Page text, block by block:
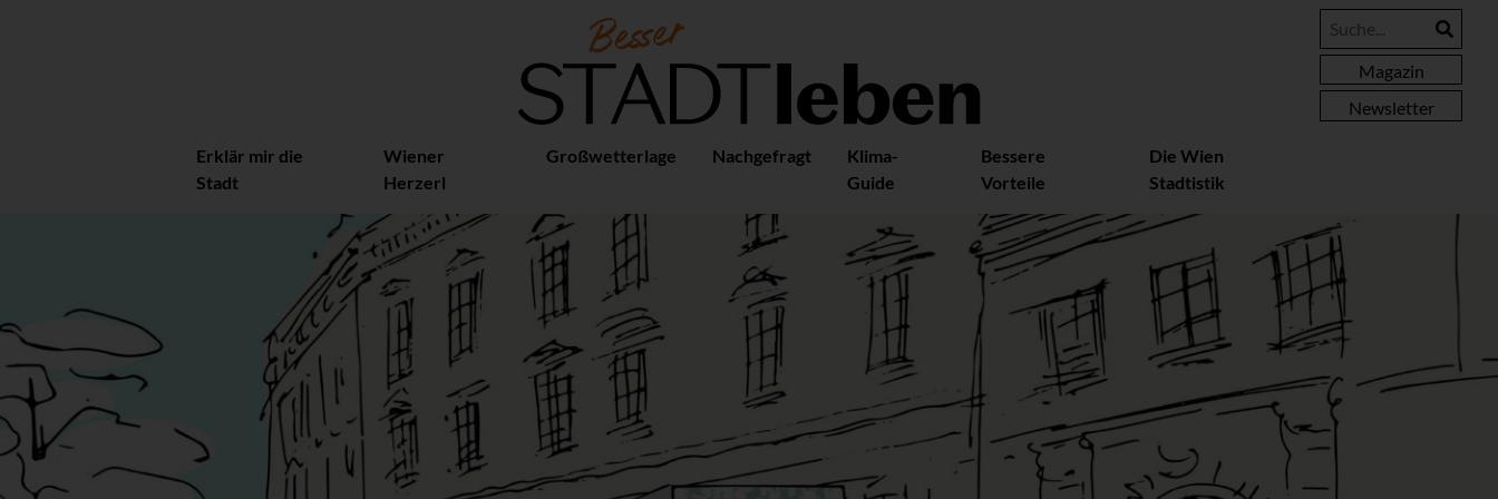
Magazin
Newsletter
Erklär mir die
Stadt
Wiener
Herzerl
Großwetterlage Nachgefragt
Klima-
Guide
Bessere
Vorteile
Die Wien
Stadtistik